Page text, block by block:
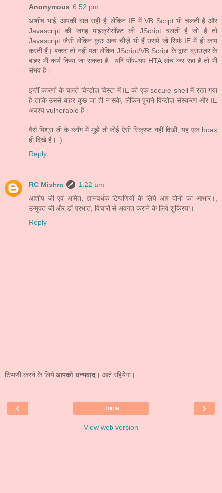
Anonymous 6:52 pm
आशीष भाई, आपकी बात सही है, लेकिन IE में VB Script भी चलती है और
Javascript की जगह माइक्रोसॉफ़्ट की JScript चलती है जो है तो
Javascript जैसी लेकिन कुछ अन्य चीज़ें भी हैं उसमें जो सिर्फ़ IE में ही काम
करती हैं। पक्का तो नहीं पता लेकिन JScript/VB Script के द्वारा ब्राउज़र के
बाहर भी कार्य किया जा सकता है। यदि पॉप-अप HTA लांच कर रहा है तो भी
संभव है।
इन्हीं कारणों के चलते विन्डोज़ विस्टा में IE को एक secure shell में रखा गया
है ताकि उससे बाहर कुछ जा ही न सके, लेकिन पुराने विन्डोज़ संस्करण और IE
अवश्य vulnerable हैं।
वैसे मिश्रा जी के ब्लॉग में मुझे तो कोई ऐसी स्क्रिप्ट नहीं दिखी, यह एक hoax
ही दिखे है। :)
Reply
RC Mishra
1:22 am
आशीष जी एवं अमित, ज्ञानवर्धक टिप्पणियों के लिये आप दोनो का आभार।,
उन्मुक्त जी और डॉ प्रभात, विचारों से अवगत कराने के लिये शुक्रिया।
Reply
टिप्पणी करने के लिये आपको धन्यवाद । आते रहियेगा।
‹ ›
Home
View web version